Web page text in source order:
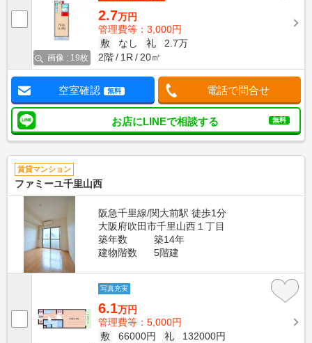
画像 : 19枚
2.7万円
管理費等：3,000円
敷
なし 礼
2.7万
2階
1R 20㎡
空室確認 無料 電話で問合せ
お店にLINEで相談する 無料
賃貸マンション
ファミーユ千里山西
阪急千里線/関大前駅 徒歩1分
大阪府吹田市千里山西１丁目
築年数
築14年
建物階数
5階建
写真充実
6.1万円
管理費等：5,000円
敷
66000円 礼
132000円